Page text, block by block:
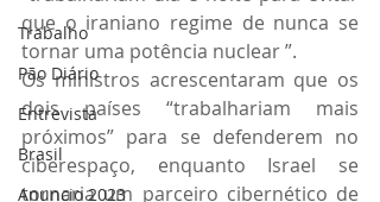
Trabalho
Pão Diário
Entrevista
Brasil
Anuncio 2023
que o iraniano regime de nunca se
tornar uma potência nuclear ”.
Os ministros acrescentaram que os
dois países “trabalhariam mais
próximos” para se defenderem no
ciberespaço, enquanto Israel se
tornaria um parceiro cibernético de